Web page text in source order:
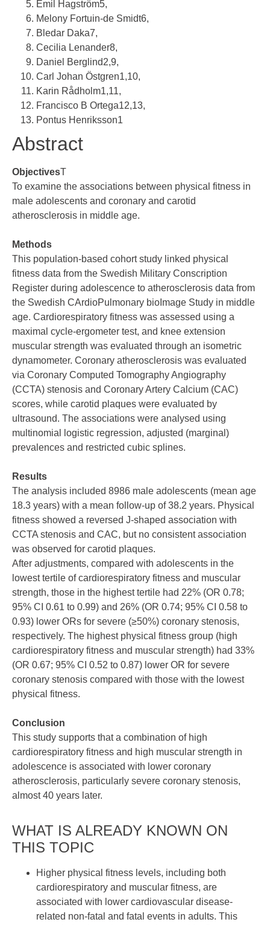
Emil Hagström5,
Melony Fortuin-de Smidt6,
Bledar Daka7,
Cecilia Lenander8,
Daniel Berglind2,9,
Carl Johan Östgren1,10,
Karin Rådholm1,11,
Francisco B Ortega12,13,
Pontus Henriksson1
Abstract
ObjectivesT
To examine the associations between physical fitness in
male adolescents and coronary and carotid
atherosclerosis in middle age.
Methods
This population-based cohort study linked physical
fitness data from the Swedish Military Conscription
Register during adolescence to atherosclerosis data from
the Swedish CArdioPulmonary bioImage Study in middle
age. Cardiorespiratory fitness was assessed using a
maximal cycle-ergometer test, and knee extension
muscular strength was evaluated through an isometric
dynamometer. Coronary atherosclerosis was evaluated
via Coronary Computed Tomography Angiography
(CCTA) stenosis and Coronary Artery Calcium (CAC)
scores, while carotid plaques were evaluated by
ultrasound. The associations were analysed using
multinomial logistic regression, adjusted (marginal)
prevalences and restricted cubic splines.
Results
The analysis included 8986 male adolescents (mean age
18.3 years) with a mean follow-up of 38.2 years. Physical
fitness showed a reversed J-shaped association with
CCTA stenosis and CAC, but no consistent association
was observed for carotid plaques.
After adjustments, compared with adolescents in the
lowest tertile of cardiorespiratory fitness and muscular
strength, those in the highest tertile had 22% (OR 0.78;
95% CI 0.61 to 0.99) and 26% (OR 0.74; 95% CI 0.58 to
0.93) lower ORs for severe (≥50%) coronary stenosis,
respectively. The highest physical fitness group (high
cardiorespiratory fitness and muscular strength) had 33%
(OR 0.67; 95% CI 0.52 to 0.87) lower OR for severe
coronary stenosis compared with those with the lowest
physical fitness.
Conclusion
This study supports that a combination of high
cardiorespiratory fitness and high muscular strength in
adolescence is associated with lower coronary
atherosclerosis, particularly severe coronary stenosis,
almost 40 years later.
WHAT IS ALREADY KNOWN ON
THIS TOPIC
Higher physical fitness levels, including both
cardiorespiratory and muscular fitness, are
associated with lower cardiovascular disease-
related non-fatal and fatal events in adults. This